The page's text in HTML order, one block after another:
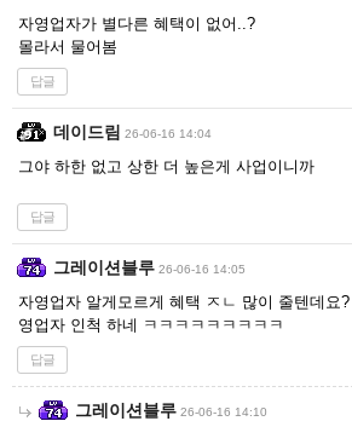
자영업자가 별다른 혜택이 없어..?
몰라서 물어봄
답글
데이드림 26-06-16 14:04
그야 하한 없고 상한 더 높은게 사업이니까
답글
그레이션블루 26-06-16 14:05
자영업자 알게모르게 혜택 ㅈㄴ 많이 줄텐데요
영업자 인척 하네 ㅋㅋㅋㅋㅋㅋㅋㅋㅋ
답글
그레이션블루 26-06-16 14:10